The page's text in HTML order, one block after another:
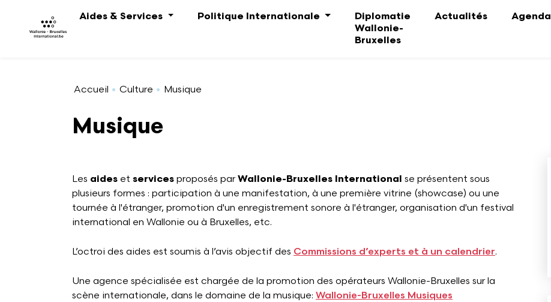
Aides & Services
Politique Internationale
Diplomatie
Wallonie-
Bruxelles
Actualités Agenda
Accueil Culture Musique
Musique
Les aides et services proposés parWallonie-Bruxelles International se présentent sous
plusieurs formes : participation à une manifestation, à une première vitrine (showcase) ou une
tournée à l'étranger, promotion d'un enregistrement sonore à l'étranger, organisation d'un festival
international en Wallonie ou à Bruxelles, etc.
L’octroi des aides est soumis à l’avis objectif des Commissions d’experts et à un calendrier.
Une agence spécialisée est chargée de la promotion des opérateurs Wallonie-Bruxelles sur la
scène internationale, dans le domaine de la musique: Wallonie-Bruxelles Musiques